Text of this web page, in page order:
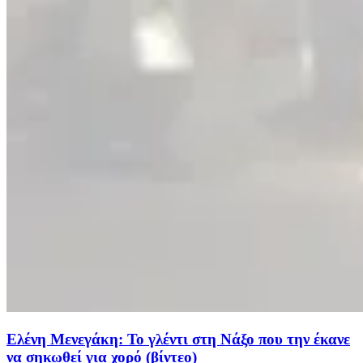
Ελένη Μενεγάκη: Το γλέντι στη Νάξο που την έκανε
να σηκωθεί για χορό (βίντεο)